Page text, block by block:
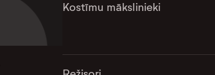
Kostīmu mākslinieki